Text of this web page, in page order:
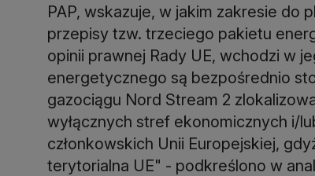
PAP, wskazuje, w jakim zakresie do
przepisy tzw. trzeciego pakietu
opinii prawnej Rady UE, wchodzi w
energetycznego są bezpośrednio
gazociągu Nord Stream 2
wyłącznych stref ekonomicznych i/
członkowskich Unii Europejskiej,
terytorialna UE" - podkreślono w